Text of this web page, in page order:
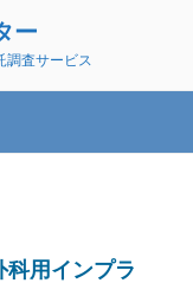
ー
調査サービス
用インプラ